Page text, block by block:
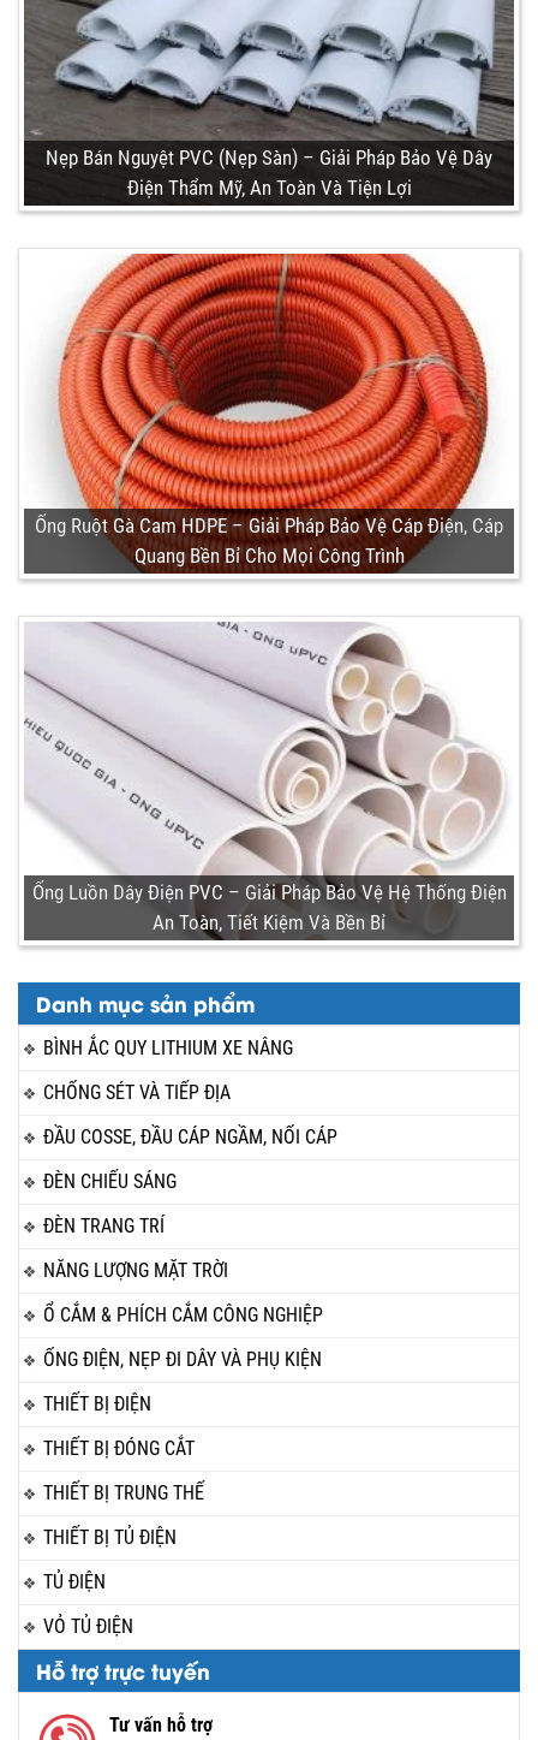
Danh mục sản phẩm
BÌNH ẮC QUY LITHIUM XE NÂNG
CHỐNG SÉT VÀ TIẾP ĐỊA
ĐẦU COSSE, ĐẦU CÁP NGẦM, NỐI CÁP
ĐÈN CHIẾU SÁNG
ĐÈN TRANG TRÍ
NĂNG LƯỢNG MẶT TRỜI
Ổ CẮM & PHÍCH CẮM CÔNG NGHIỆP
ỐNG ĐIỆN, NẸP ĐI DÂY VÀ PHỤ KIỆN
THIẾT BỊ ĐIỆN
THIẾT BỊ ĐÓNG CẮT
THIẾT BỊ TRUNG THẾ
THIẾT BỊ TỦ ĐIỆN
TỦ ĐIỆN
VỎ TỦ ĐIỆN
Hỗ trợ trực tuyến
Tư vấn hỗ trợ
Nẹp Bán Nguyệt PVC (Nẹp Sàn) – Giải Pháp Bảo Vệ Dây
Điện Thẩm Mỹ, An Toàn Và Tiện Lợi
Ống Ruột Gà Cam HDPE – Giải Pháp Bảo Vệ Cáp Điện, Cáp
Quang Bền Bỉ Cho Mọi Công Trình
Ống Luồn Dây Điện PVC – Giải Pháp Bảo Vệ Hệ Thống Điện
An Toàn, Tiết Kiệm Và Bền Bỉ